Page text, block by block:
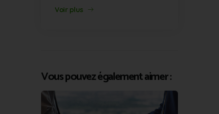
Voir plus
Vous pouvez également aimer :